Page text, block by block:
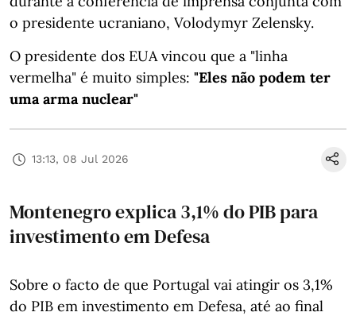
o presidente ucraniano, Volodymyr Zelensky.
O presidente dos EUA vincou que a "linha
vermelha" é muito simples: "Eles não podem ter
uma arma nuclear"
13:13, 08 Jul 2026
Montenegro explica 3,1% do PIB para
investimento em Defesa
Sobre o facto de que Portugal vai atingir os 3,1%
do PIB em investimento em Defesa, até ao final